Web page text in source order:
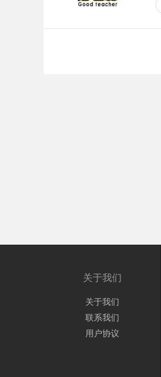
关于我们
关于我们
联系我们
用户协议